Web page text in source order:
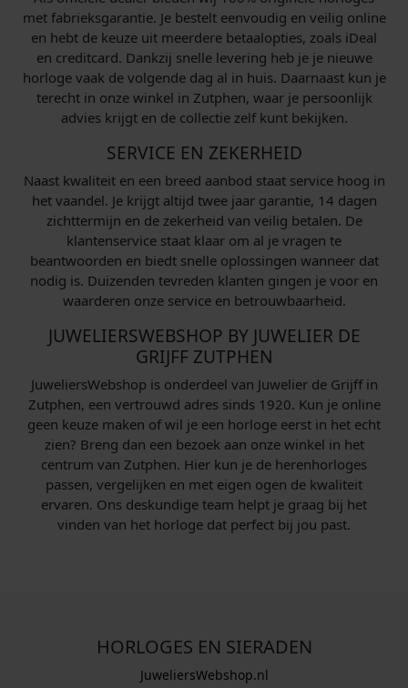
met fabrieksgarantie. Je bestelt eenvoudig en veilig online
en hebt de keuze uit meerdere betaalopties, zoals iDeal
en creditcard. Dankzij snelle levering heb je je nieuwe
horloge vaak de volgende dag al in huis. Daarnaast kun je
terecht in onze winkel in Zutphen, waar je persoonlijk
advies krijgt en de collectie zelf kunt bekijken.
SERVICE EN ZEKERHEID
Naast kwaliteit en een breed aanbod staat service hoog in
het vaandel. Je krijgt altijd twee jaar garantie, 14 dagen
zichttermijn en de zekerheid van veilig betalen. De
klantenservice staat klaar om al je vragen te
beantwoorden en biedt snelle oplossingen wanneer dat
nodig is. Duizenden tevreden klanten gingen je voor en
waarderen onze service en betrouwbaarheid.
JUWELIERSWEBSHOP BY JUWELIER DE
GRIJFF ZUTPHEN
JuweliersWebshop is onderdeel van Juwelier de Grijff in
Zutphen, een vertrouwd adres sinds 1920. Kun je online
geen keuze maken of wil je een horloge eerst in het echt
zien? Breng dan een bezoek aan onze winkel in het
centrum van Zutphen. Hier kun je de herenhorloges
passen, vergelijken en met eigen ogen de kwaliteit
ervaren. Ons deskundige team helpt je graag bij het
vinden van het horloge dat perfect bij jou past.
HORLOGES EN SIERADEN
JuweliersWebshop.nl